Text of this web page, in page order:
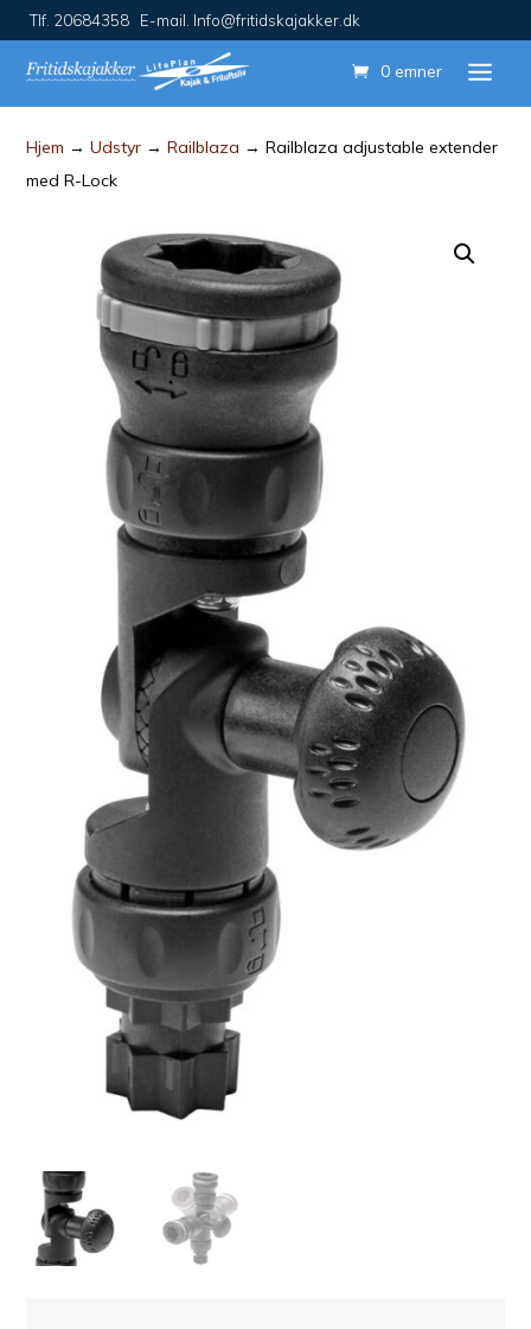
Tlf. 20684358 E-mail. Info@fritidskajakker.dk
0 emner
Hjem →Udstyr →Railblaza → Railblaza adjustable extender
med R-Lock